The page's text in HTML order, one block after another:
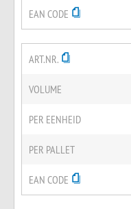
EAN CODE
ART.NR.
VOLUME
PER EENHEID
PER PALLET
EAN CODE